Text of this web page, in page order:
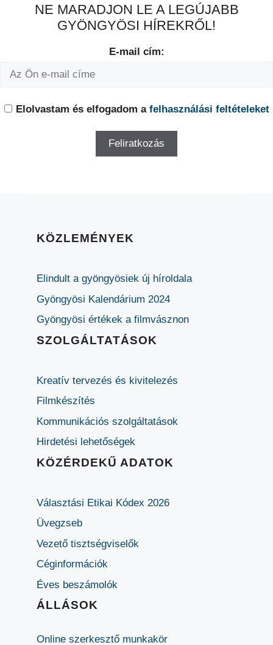
NE MARADJON LE A LEGÚJABB
GYÖNGYÖSI HÍREKRŐL!
E-mail cím:
Elolvastam és elfogadom a felhasználási feltételeket
KÖZLEMÉNYEK
Elindult a gyöngyösiek új híroldala
Gyöngyösi Kalendárium 2024
Gyöngyösi értékek a filmvásznon
SZOLGÁLTATÁSOK
Kreatív tervezés és kivitelezés
Filmkészítés
Kommunikációs szolgáltatások
Hirdetési lehetőségek
KÖZÉRDEKŰ ADATOK
Választási Etikai Kódex 2026
Üvegzseb
Vezető tisztségviselők
Céginformációk
Éves beszámolók
ÁLLÁSOK
Online szerkesztő munkakör